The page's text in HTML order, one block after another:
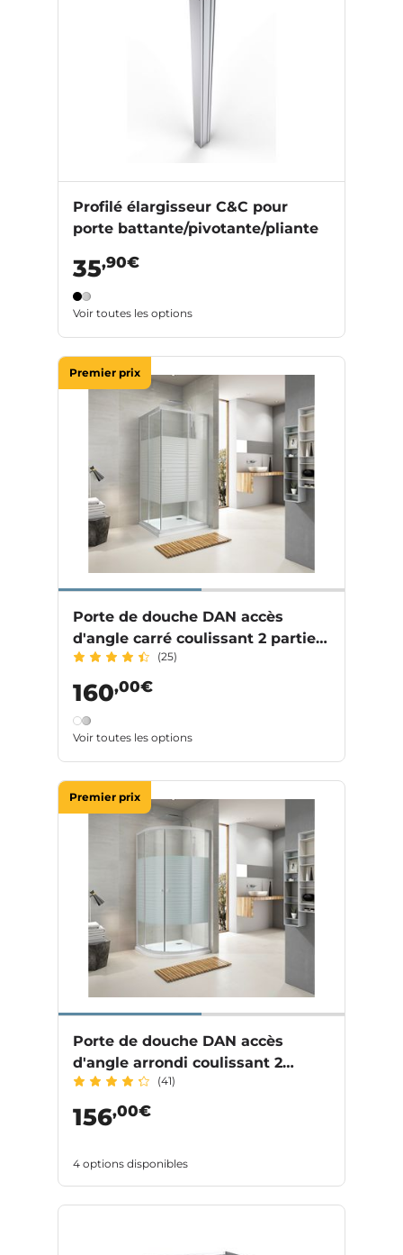
Profilé élargisseur C&C pour
porte battante/pivotante/pliante
35,90€
Voir toutes les options
Premier prix
Porte de douche DAN accès
d'angle carré coulissant 2 parties
profilé aluminium
(25)
160,00€
Voir toutes les options
Premier prix
Porte de douche DAN accès
d'angle arrondi coulissant 2
parties profilés aluminium
(41)
156,00€
4 options disponibles